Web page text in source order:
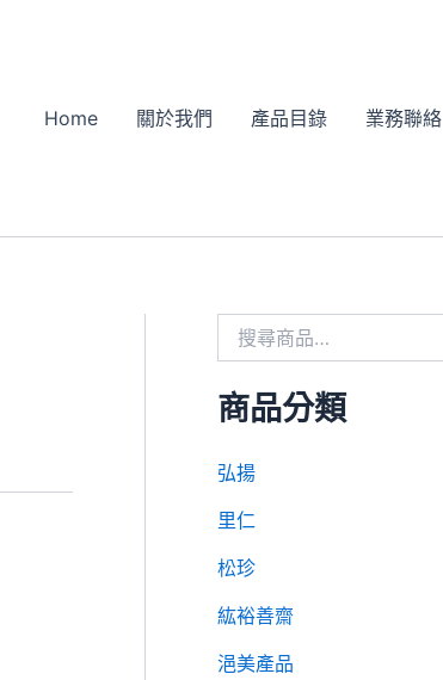
Home 關於我們 產品目錄 業務聯絡
商品分類
弘揚
里仁
松珍
紘裕善齋
浥美產品